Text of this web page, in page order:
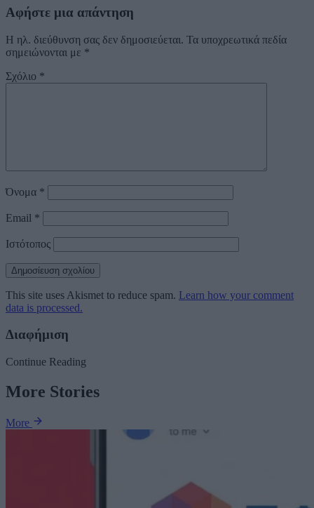
Αφήστε μια απάντηση
Η ηλ. διεύθυνση σας δεν δημοσιεύεται. Τα υποχρεωτικά πεδία
σημειώνονται με *
Σχόλιο *
Όνομα *
Email *
Ιστότοπος
This site uses Akismet to reduce spam. Learn how your comment
data is processed.
Διαφήμιση
Continue Reading
More Stories
More